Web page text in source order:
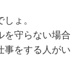
ょ。
を守らない場合
事をする人がい